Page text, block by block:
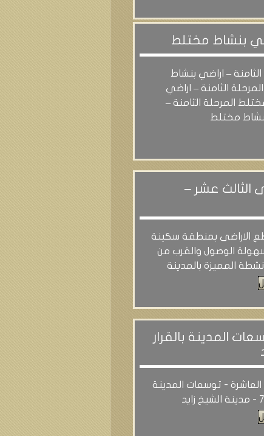
بنشاط مختلط
الثامنة – اراضي بنشاط
الثامنة – اراضي
المرحلة الثامنة –
مختلط
الثالث عشر –
الاراضى بمنطقة سكينة
الوصول والقرب من
المميزة بالمدينة
المدينة بالقرار
العاشرة - توسعات المدينة